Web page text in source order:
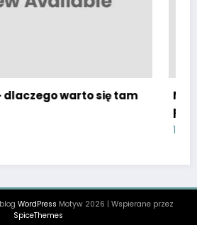
Maska antyalergiczna – jak
WordPress Motyw 2026 | Wspierane przez
SpiceThemes